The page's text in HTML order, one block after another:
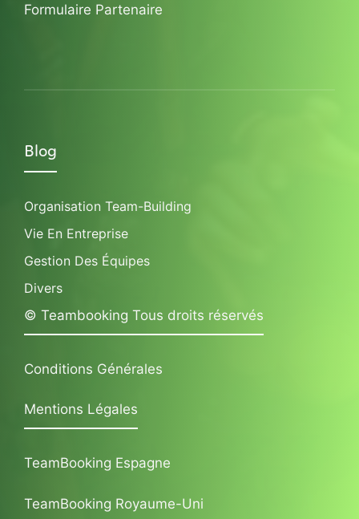
Formulaire Partenaire
Blog
Organisation Team-Building
Vie En Entreprise
Gestion Des Équipes
Divers
© Teambooking Tous droits réservés
Conditions Générales
Mentions Légales
TeamBooking Espagne
TeamBooking Royaume-Uni